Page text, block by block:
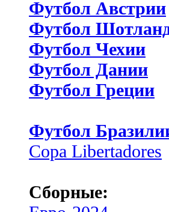
Футбол Австрии
Футбол
Футбол Чехии
Футбол Дании
Футбол Греции
Футбол
Copa Libertadores
Сборные: